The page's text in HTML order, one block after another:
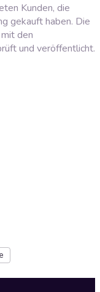
Kunden, die
gekauft haben. Die
den
und veröffentlicht.